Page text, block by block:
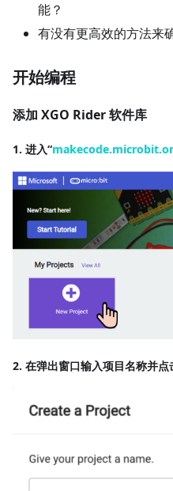
能？
有没有更高效的方法来
开始编程
添加 XGO Rider 软件库
1. 进入“
2. 在弹出窗口输入项目名称并点